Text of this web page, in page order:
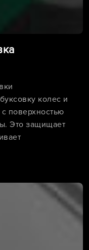
колес и
поверхностью
Это защищает